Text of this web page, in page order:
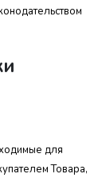
для
Товара,